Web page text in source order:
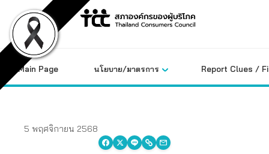
content
Main Page นโยบาย/มาตรการ Report Clues /
5 พฤศจิกายน 2568